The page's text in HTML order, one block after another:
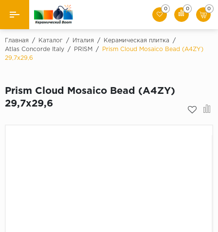
Назад
Производители
Керамогранит
0 0 0
Главная / Каталог / Италия / Керамическая плитка
/
Atlas Concorde Italy
/ PRISM /
Prism Cloud Mosaico Bead (A4ZY)
29,7x29,6
Prism Cloud Mosaico Bead (A4ZY)
29,7x29,6